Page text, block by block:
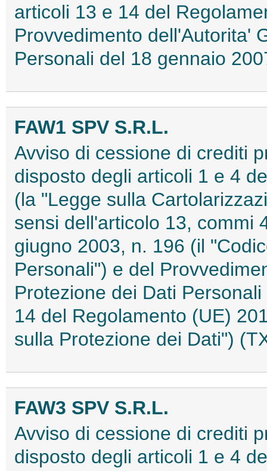
articoli 13 e 14 del
Provvedimento dell'Autorita'
Personali del 18 gennaio
FAW1 SPV S.R.L.
Avviso di cessione di crediti
disposto degli articoli 1 e 4
(la "Legge sulla
sensi dell'articolo 13, commi
giugno 2003, n. 196 (il
Personali") e del
Protezione dei Dati
14 del Regolamento (UE)
sulla Protezione dei Dati")
FAW3 SPV S.R.L.
Avviso di cessione di crediti
disposto degli articoli 1 e 4